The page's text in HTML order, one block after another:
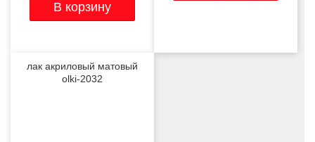
лак акриловый матовый
olki-2032